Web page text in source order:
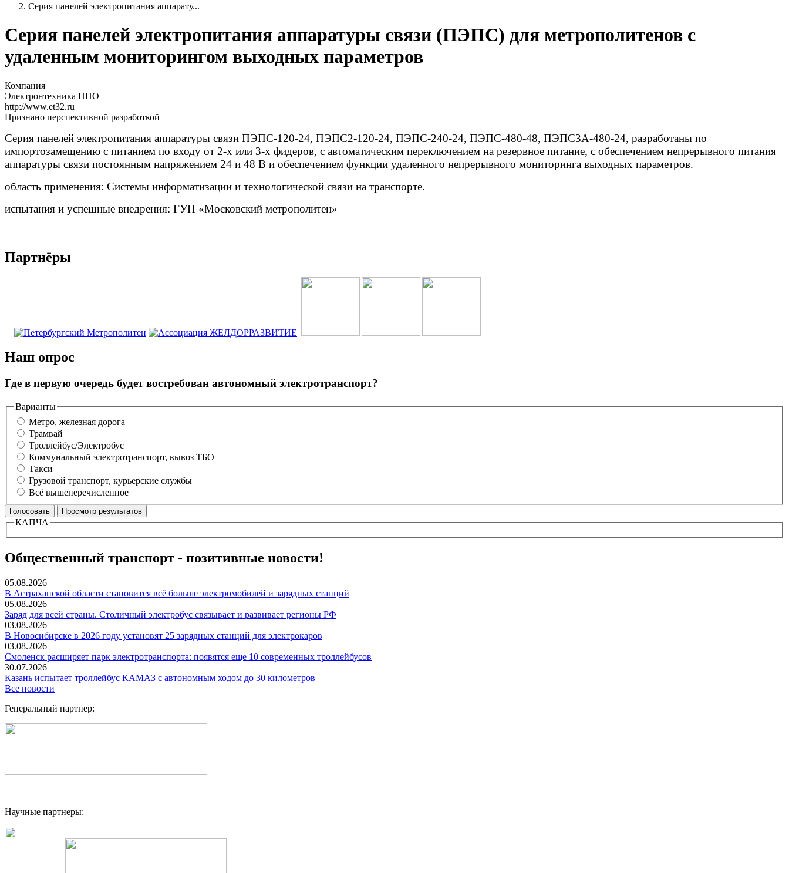
Серия панелей электропитания аппарату...
Серия панелей электропитания аппаратуры связи (ПЭПС) для метрополитенов с
удаленным мониторингом выходных параметров
Компания
Электронтехника НПО
http://www.et32.ru
Признано перспективной разработкой
Серия панелей электропитания аппаратуры связи ПЭПС-120-24, ПЭПС2-120-24, ПЭПС-240-24, ПЭПС-480-48, ПЭПС3А-480-24, разработаны по
импортозамещению с питанием по входу от 2-х или 3-х фидеров, с автоматическим переключением на резервное питание, с обеспечением непрерывного питания
аппаратуры связи постоянным напряжением 24 и 48 В и обеспечением функции удаленного непрерывного мониторинга выходных параметров.
область применения: Системы информатизации и технологической связи на транспорте.
испытания и успешные внедрения: ГУП «Московский метрополитен»
Партнёры
Наш опрос
Где в первую очередь будет востребован автономный электротранспорт?
Варианты
Метро, железная дорога
Трамвай
Троллейбус/Электробус
Коммунальный электротранспорт, вывоз ТБО
Такси
Грузовой транспорт, курьерские службы
Всё вышеперечисленное
КАПЧА
Общественный транспорт - позитивные новости!
05.08.2026
В Астраханской области становится всё больше электромобилей и зарядных станций
05.08.2026
Заряд для всей страны. Столичный электробус связывает и развивает регионы РФ
03.08.2026
В Новосибирске в 2026 году установят 25 зарядных станций для электрокаров
03.08.2026
Смоленск расширяет парк электротранспорта: появятся еще 10 современных троллейбусов
30.07.2026
Казань испытает троллейбус КАМАЗ с автономным ходом до 30 километров
Все новости
Генеральный партнер:
Научные партнеры: